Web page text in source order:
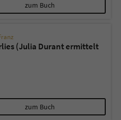
zum Buch
(Julia Durant ermittelt
zum Buch